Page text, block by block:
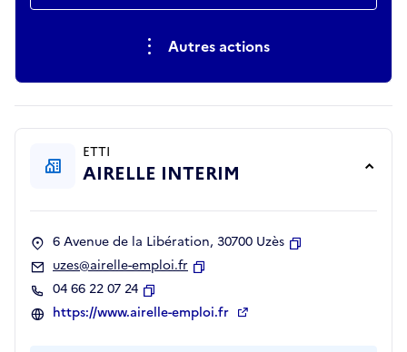
Autres actions
ETTI
AIRELLE INTERIM
6 Avenue de la Libération, 30700 Uzès
uzes@airelle-emploi.fr
04 66 22 07 24
Copier
https://www.airelle-emploi.fr